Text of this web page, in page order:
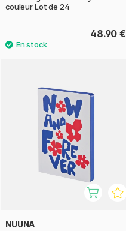
couleur Lot de 24
48.90 €
NUUNA